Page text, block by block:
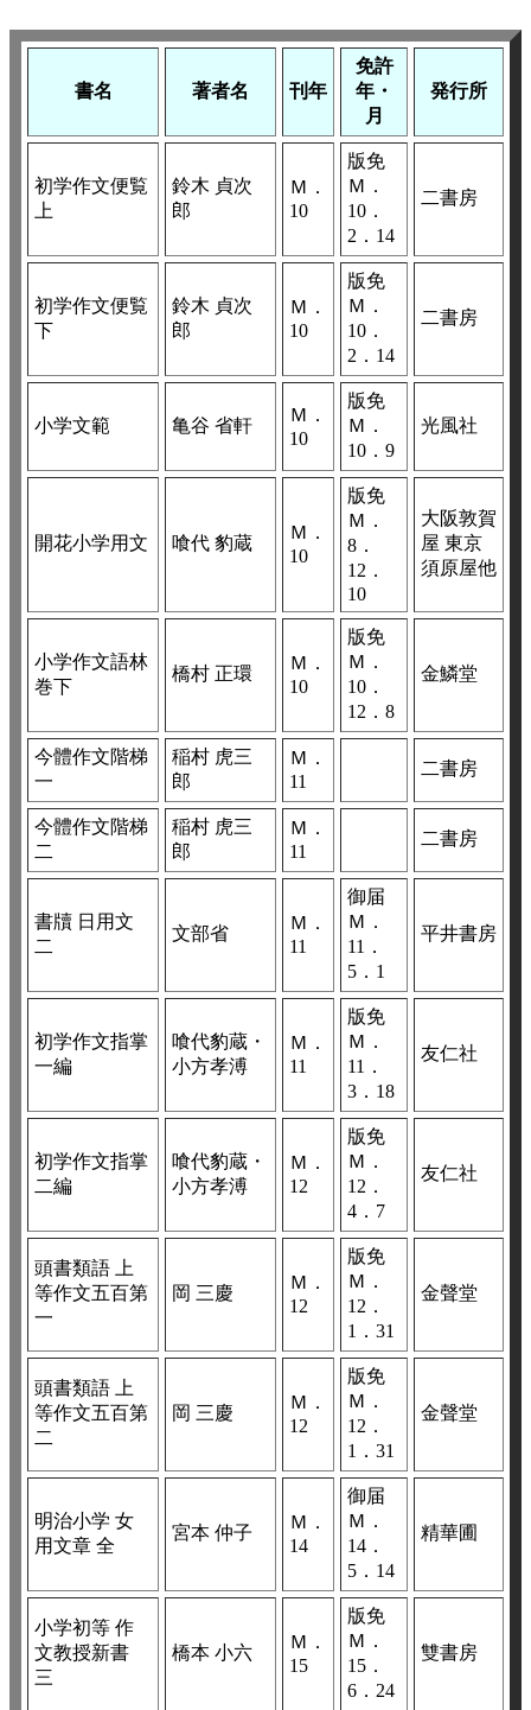
書名 著者名 刊年
免許
年・
月
発行所
初学作文便覧
上
鈴木 貞次
郎
Ｍ．
10
版免
Ｍ．
10．
2．14
二書房
初学作文便覧
下
鈴木 貞次
郎
Ｍ．
10
版免
Ｍ．
10．
2．14
二書房
小学文範 亀谷 省軒
Ｍ．
10
版免
Ｍ．
10．9
光風社
開花小学用文 喰代 豹蔵
Ｍ．
10
版免
Ｍ．
8．
12．
10
大阪敦賀
屋 東京
須原屋他
小学作文語林
巻下
橋村 正環
Ｍ．
10
版免
Ｍ．
10．
12．8
金鱗堂
今體作文階梯
一
稲村 虎三
郎
Ｍ．
11
二書房
今體作文階梯
二
稲村 虎三
郎
Ｍ．
11
二書房
書牘 日用文
二
文部省
Ｍ．
11
御届
Ｍ．
11．
5．1
平井書房
初学作文指掌
一編
喰代豹蔵・
小方孝溥
Ｍ．
11
版免
Ｍ．
11．
3．18
友仁社
初学作文指掌
二編
喰代豹蔵・
小方孝溥
Ｍ．
12
版免
Ｍ．
12．
4．7
友仁社
頭書類語 上
等作文五百第
一
岡 三慶
Ｍ．
12
版免
Ｍ．
12．
1．31
金聲堂
頭書類語 上
等作文五百第
二
岡 三慶
Ｍ．
12
版免
Ｍ．
12．
1．31
金聲堂
明治小学 女
用文章 全
宮本 仲子
Ｍ．
14
御届
Ｍ．
14．
5．14
精華圃
小学初等 作
文教授新書
三
橋本 小六
Ｍ．
15
版免
Ｍ．
15．
6．24
雙書房